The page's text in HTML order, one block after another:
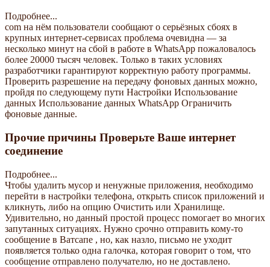
Подробнее...
com на нём пользователи сообщают о серьёзных сбоях в
крупных интернет-сервисах проблема очевидна — за
несколько минут на сбой в работе в WhatsApp пожаловалось
более 20000 тысяч человек. Только в таких условиях
разработчики гарантируют корректную работу программы.
Проверить разрешение на передачу фоновых данных можно,
пройдя по следующему пути Настройки Использование
данных Использование данных WhatsApp Ограничить
фоновые данные.
Прочие причины Проверьте Ваше интернет
соединение
Подробнее...
Чтобы удалить мусор и ненужные приложения, необходимо
перейти в настройки телефона, открыть список приложений и
кликнуть, либо на опцию Очистить или Хранилище.
Удивительно, но данный простой процесс помогает во многих
запутанных ситуациях. Нужно срочно отправить кому-то
сообщение в Ватсапе , но, как назло, письмо не уходит
появляется только одна галочка, которая говорит о том, что
сообщение отправлено получателю, но не доставлено.